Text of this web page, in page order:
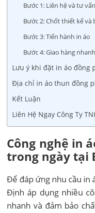
Bước 1: Liên hệ và tư
Bước 2: Chốt thiết kế và
Bước 3: Tiến hành in áo
Bước 4: Giao hàng
Lưu ý khi đặt in áo đồng
Địa chỉ in áo thun đồng
Kết Luận
Liên Hệ Ngay Công Ty
Công nghệ in
trong ngày tại
Để đáp ứng nhu cầu in
Định áp dụng nhiều
nhanh và đảm bảo